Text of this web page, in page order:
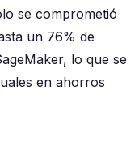
se comprometió
un 76% de
lo que se
en ahorros